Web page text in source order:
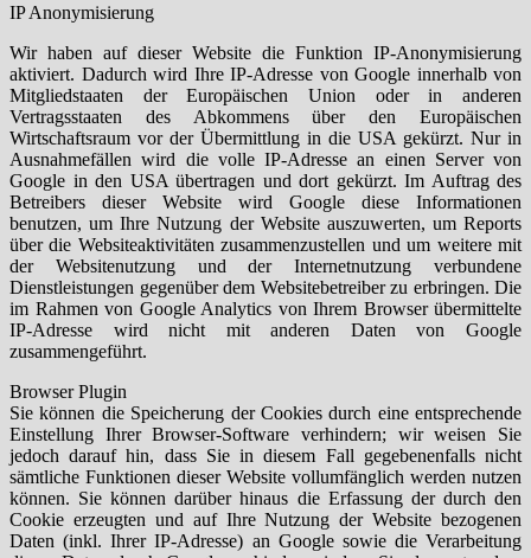
IP Anonymisierung
Wir haben auf dieser Website die Funktion IP-Anonymisierung
aktiviert. Dadurch wird Ihre IP-Adresse von Google innerhalb von
Mitgliedstaaten der Europäischen Union oder in anderen
Vertragsstaaten des Abkommens über den Europäischen
Wirtschaftsraum vor der Übermittlung in die USA gekürzt. Nur in
Ausnahmefällen wird die volle IP-Adresse an einen Server von
Google in den USA übertragen und dort gekürzt. Im Auftrag des
Betreibers dieser Website wird Google diese Informationen
benutzen, um Ihre Nutzung der Website auszuwerten, um Reports
über die Websiteaktivitäten zusammenzustellen und um weitere mit
der Websitenutzung und der Internetnutzung verbundene
Dienstleistungen gegenüber dem Websitebetreiber zu erbringen. Die
im Rahmen von Google Analytics von Ihrem Browser übermittelte
IP-Adresse wird nicht mit anderen Daten von Google
zusammengeführt.
Browser Plugin
Sie können die Speicherung der Cookies durch eine entsprechende
Einstellung Ihrer Browser-Software verhindern; wir weisen Sie
jedoch darauf hin, dass Sie in diesem Fall gegebenenfalls nicht
sämtliche Funktionen dieser Website vollumfänglich werden nutzen
können. Sie können darüber hinaus die Erfassung der durch den
Cookie erzeugten und auf Ihre Nutzung der Website bezogenen
Daten (inkl. Ihrer IP-Adresse) an Google sowie die Verarbeitung